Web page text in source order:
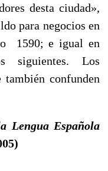
desta ciudad»,
para negocios en
1590; e igual en
siguientes. Los
también confunden
Lengua Española